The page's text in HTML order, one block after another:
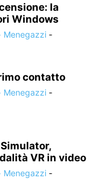
la
Windows
Menegazzi -
contatto
Menegazzi -
VR in video
Menegazzi -